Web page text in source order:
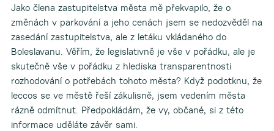
Jako člena zastupitelstva města mě překvapilo, že o
změnách v parkování a jeho cenách jsem se nedozvěděl na
zasedání zastupitelstva, ale z letáku vkládaného do
Boleslavanu. Věřím, že legislativně je vše v pořádku, ale je
skutečně vše v pořádku z hlediska transparentnosti
rozhodování o potřebách tohoto města? Když podotknu, že
leccos se ve městě řeší zákulisně, jsem vedením města
rázně odmítnut. Předpokládám, že vy, občané, si z této
informace uděláte závěr sami.